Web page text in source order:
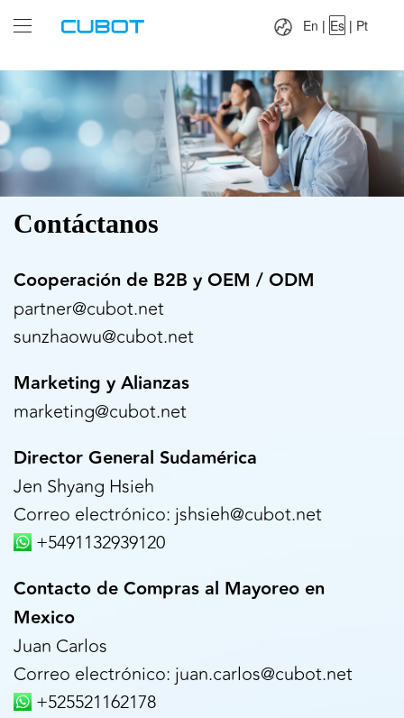
Pt
En | Es | Pt
Contáctanos
Cooperación de B2B y OEM / ODM
partner@cubot.net
sunzhaowu@cubot.net
Marketing y Alianzas
marketing@cubot.net
Director General Sudamérica
Jen Shyang Hsieh
Correo electrónico: jshsieh@cubot.net
+5491132939120
Contacto de Compras al Mayoreo en
Mexico
Juan Carlos
Correo electrónico: juan.carlos@cubot.net
+525521162178